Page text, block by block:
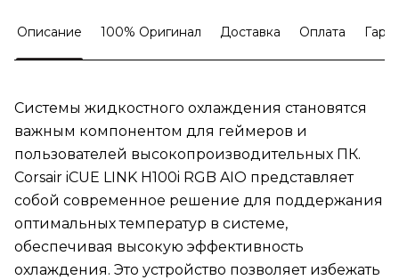
Описание 100% Оригинал Доставка Оплата
Системы жидкостного охлаждения становятся
важным компонентом для геймеров и
пользователей высокопроизводительных ПК.
Corsair iCUE LINK H100i RGB AIO представляет
собой современное решение для поддержания
оптимальных температур в системе,
обеспечивая высокую эффективность
охлаждения. Это устройство позволяет избежать